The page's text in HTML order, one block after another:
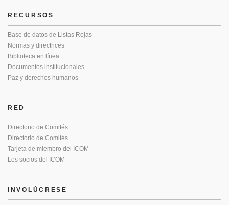
RECURSOS
Base de datos de Listas Rojas
Normas y directrices
Biblioteca en línea
Documentos institucionales
Paz y derechos humanos
RED
Directorio de Comités
Directorio de Comités
Tarjeta de miembro del ICOM
Los socios del ICOM
INVOLÚCRESE